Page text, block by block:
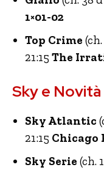
1×01-02
Top Crime
21:15 The
Sky e
Sky Atlantic
21:15 Chicago
Sky Serie (ch.